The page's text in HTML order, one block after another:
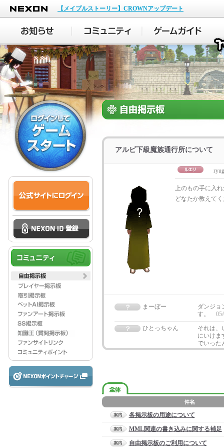
NEXON
【メイプルストーリー】CROWNアップデート
アルビ下級魔族通行所について
上のもの手に入
どなたか教えて
まーぼー
ダンジョ
す。
ひとっちゃん
それは、
にいけま
でいった
各掲示板の用途について
MML関連の書き込みに関する補足
自由掲示板のご利用について